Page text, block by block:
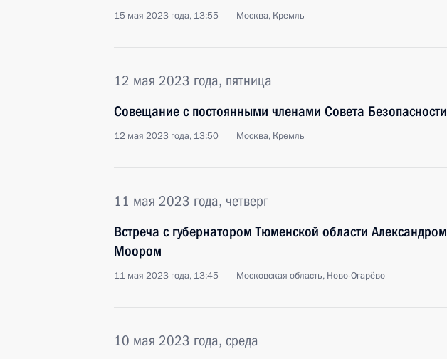
15 мая 2023 года, 13:55 Москва, Кремль
12 мая 2023 года, пятница
Совещание с постоянными членами Совета Безопасности
12 мая 2023 года, 13:50 Москва, Кремль
11 мая 2023 года, четверг
Встреча с губернатором Тюменской области Александром
Моором
11 мая 2023 года, 13:45 Московская область, Ново-Огарёво
10 мая 2023 года, среда